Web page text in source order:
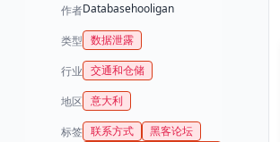
作者Databasehooligan
类型 数据泄露
行业 交通和仓储
地区 意大利
标签 联系方式
黑客论坛